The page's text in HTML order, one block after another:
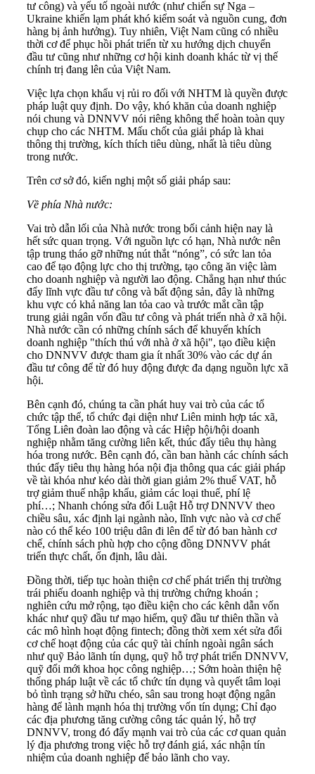
tư công) và yếu tố ngoài nước (như chiến sự Nga –
Ukraine khiến lạm phát khó kiểm soát và nguồn cung, đơn
hàng bị ảnh hưởng). Tuy nhiên, Việt Nam cũng có nhiều
thời cơ để phục hồi phát triển từ xu hướng dịch chuyển
đầu tư cũng như những cơ hội kinh doanh khác từ vị thế
chính trị đang lên của Việt Nam.
Việc lựa chọn khẩu vị rủi ro đối với NHTM là quyền được
pháp luật quy định. Do vậy, khó khăn của doanh nghiệp
nói chung và DNNVV nói riêng không thể hoàn toàn quy
chụp cho các NHTM. Mấu chốt của giải pháp là khai
thông thị trường, kích thích tiêu dùng, nhất là tiêu dùng
trong nước.
Trên cơ sở đó, kiến nghị một số giải pháp sau:
Về phía Nhà nước:
Vai trò dẫn lối của Nhà nước trong bối cảnh hiện nay là
hết sức quan trọng. Với nguồn lực có hạn, Nhà nước nên
tập trung tháo gỡ những nút thắt “nóng”, có sức lan tỏa
cao để tạo động lực cho thị trường, tạo công ăn việc làm
cho doanh nghiệp và người lao động. Chẳng hạn như thúc
đẩy lĩnh vực đầu tư công và bất động sản, đây là những
khu vực có khả năng lan tỏa cao và trước mắt cần tập
trung giải ngân vốn đầu tư công và phát triển nhà ở xã hội.
Nhà nước cần có những chính sách để khuyến khích
doanh nghiệp "thích thú với nhà ở xã hội", tạo điều kiện
cho DNNVV được tham gia ít nhất 30% vào các dự án
đầu tư công để từ đó huy động được đa dạng nguồn lực xã
hội.
Bên cạnh đó, chúng ta cần phát huy vai trò của các tổ
chức tập thể, tổ chức đại diện như Liên minh hợp tác xã,
Tổng Liên đoàn lao động và các Hiệp hội/hội doanh
nghiệp nhằm tăng cường liên kết, thúc đẩy tiêu thụ hàng
hóa trong nước. Bên cạnh đó, cần ban hành các chính sách
thúc đẩy tiêu thụ hàng hóa nội địa thông qua các giải pháp
về tài khóa như kéo dài thời gian giảm 2% thuế VAT, hỗ
trợ giảm thuế nhập khẩu, giảm các loại thuế, phí lệ
phí…; Nhanh chóng sửa đổi Luật Hỗ trợ DNNVV theo
chiều sâu, xác định lại ngành nào, lĩnh vực nào và cơ chế
nào có thể kéo 100 triệu dân đi lên để từ đó ban hành cơ
chế, chính sách phù hợp cho cộng đồng DNNVV phát
triển thực chất, ổn định, lâu dài.
Đồng thời, tiếp tục hoàn thiện cơ chế phát triển thị trường
trái phiếu doanh nghiệp và thị trường chứng khoán ;
nghiên cứu mở rộng, tạo điều kiện cho các kênh dẫn vốn
khác như quỹ đầu tư mạo hiểm, quỹ đầu tư thiên thần và
các mô hình hoạt động fintech; đồng thời xem xét sửa đổi
cơ chế hoạt động của các quỹ tài chính ngoài ngân sách
như quỹ Bảo lãnh tín dụng, quỹ hỗ trợ phát triển DNNVV,
quỹ đổi mới khoa học công nghiệp…; Sớm hoàn thiện hệ
thống pháp luật về các tổ chức tín dụng và quyết tâm loại
bỏ tình trạng sở hữu chéo, sân sau trong hoạt động ngân
hàng để lành mạnh hóa thị trường vốn tín dụng; Chỉ đạo
các địa phương tăng cường công tác quản lý, hỗ trợ
DNNVV, trong đó đẩy mạnh vai trò của các cơ quan quản
lý địa phương trong việc hỗ trợ đánh giá, xác nhận tín
nhiệm của doanh nghiệp để bảo lãnh cho vay.